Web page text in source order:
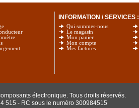
INFORMATION / SERVICES :
Qui sommes-nous
Le magasin
Mon panier
Mon compte
Mes factures
électronique. Tous droits réservés.
515 - RC sous le numéro 300984515